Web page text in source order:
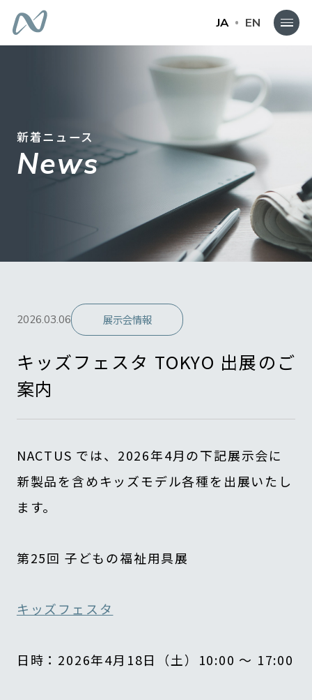
JA EN
新着ニュース
News
2026.03.06 展示会情報
キッズフェスタ TOKYO 出展のご
案内
NACTUS では、2026年4月の下記展示会に
新製品を含めキッズモデル各種を出展いたし
ます。
第25回 子どもの福祉用具展
キッズフェスタ
日時：2026年4月18日（土）10:00 ～ 17:00